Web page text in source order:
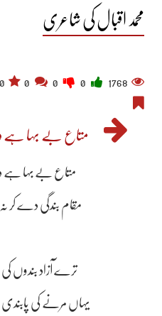
محمد اقبال کی شاعری
1768
0
متاع بے بہا ہے
متاع بے بہا ہے
مقام بندگی دے کر
ترے آزاد بندوں کی
یہاں مرنے کی پابندی